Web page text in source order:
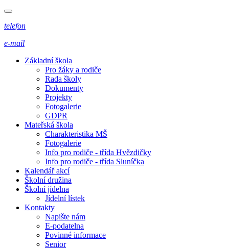
telefon
e-mail
Základní škola
Pro žáky a rodiče
Rada školy
Dokumenty
Projekty
Fotogalerie
GDPR
Mateřská škola
Charakteristika MŠ
Fotogalerie
Info pro rodiče - třída Hvězdičky
Info pro rodiče - třída Sluníčka
Kalendář akcí
Školní družina
Školní jídelna
Jídelní lístek
Kontakty
Napište nám
E-podatelna
Povinné informace
Senior